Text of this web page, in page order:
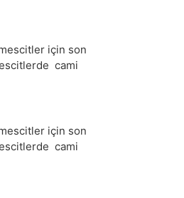
için son
cami
için son
cami